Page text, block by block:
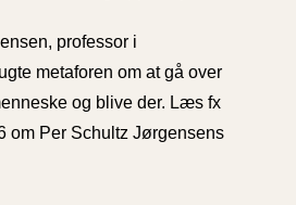
professor i
metaforen om at gå over
og blive der. Læs fx
om Per Schultz Jørgensens